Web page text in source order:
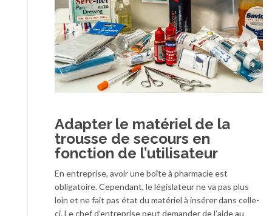
Adapter le matériel de la
trousse de secours en
fonction de l’utilisateur
En entreprise, avoir une boîte à pharmacie est
obligatoire. Cependant, le législateur ne va pas plus
loin et ne fait pas état du matériel à insérer dans celle-
ci. Le chef d’entreprise peut demander de l’aide au